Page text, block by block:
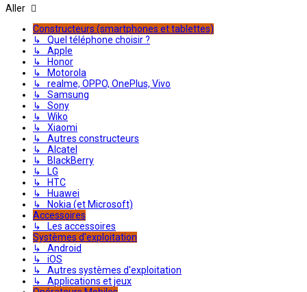
Aller
Constructeurs (smartphones et tablettes)
↳ Quel téléphone choisir ?
↳ Apple
↳ Honor
↳ Motorola
↳ realme, OPPO, OnePlus, Vivo
↳ Samsung
↳ Sony
↳ Wiko
↳ Xiaomi
↳ Autres constructeurs
↳ Alcatel
↳ BlackBerry
↳ LG
↳ HTC
↳ Huawei
↳ Nokia (et Microsoft)
Accessoires
↳ Les accessoires
Systèmes d'exploitation
↳ Android
↳ iOS
↳ Autres systèmes d'exploitation
↳ Applications et jeux